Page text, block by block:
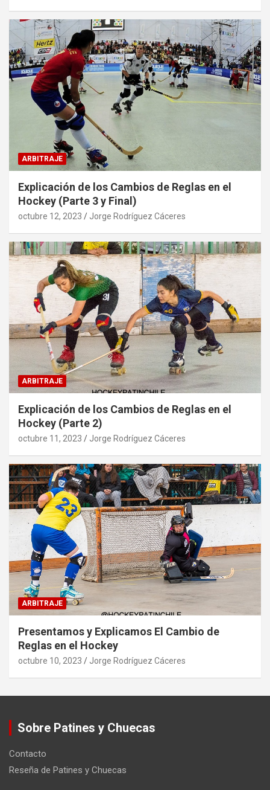
ARBITRAJE
Explicación de los Cambios de Reglas en el
Hockey (Parte 3 y Final)
octubre 12, 2023 Jorge Rodríguez Cáceres
ARBITRAJE
Explicación de los Cambios de Reglas en el
Hockey (Parte 2)
octubre 11, 2023 Jorge Rodríguez Cáceres
ARBITRAJE
Presentamos y Explicamos El Cambio de
Reglas en el Hockey
octubre 10, 2023 Jorge Rodríguez Cáceres
Sobre Patines y Chuecas
Contacto
Reseña de Patines y Chuecas